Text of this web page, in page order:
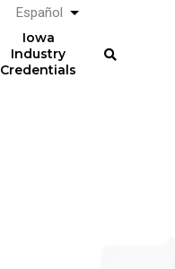
Iowa
Industry
Credentials
Español List additional